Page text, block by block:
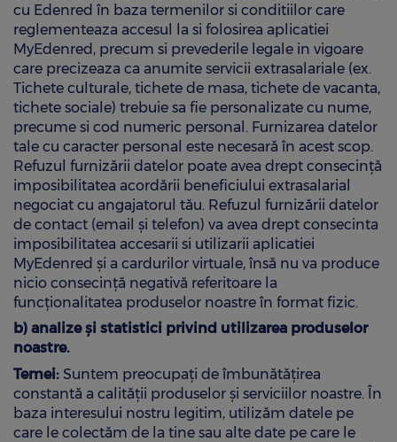
cu Edenred în baza termenilor si conditiilor care
reglementeaza accesul la si folosirea aplicatiei
MyEdenred, precum si prevederile legale in vigoare
care precizeaza ca anumite servicii extrasalariale (ex.
Tichete culturale, tichete de masa, tichete de vacanta,
tichete sociale) trebuie sa fie personalizate cu nume,
precume si cod numeric personal. Furnizarea datelor
tale cu caracter personal este necesară în acest scop.
Refuzul furnizării datelor poate avea drept consecință
imposibilitatea acordării beneficiului extrasalarial
negociat cu angajatorul tău. Refuzul furnizării datelor
de contact (email și telefon) va avea drept consecinta
imposibilitatea accesarii si utilizarii aplicatiei
MyEdenred și a cardurilor virtuale, însă nu va produce
nicio consecință negativă referitoare la
funcționalitatea produselor noastre în format fizic.
b) analize și statistici privind utilizarea produselor
noastre.
Temei: Suntem preocupați de îmbunătățirea
constantă a calității produselor și serviciilor noastre. În
baza interesului nostru legitim, utilizăm datele pe
care le colectăm de la tine sau alte date pe care le